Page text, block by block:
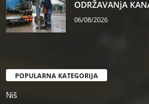
ODRŽAVANjA
06/08/2026
POPULARNA KATEGORIJA
Niš